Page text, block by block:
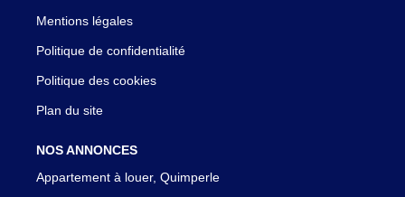
Mentions légales
Politique de confidentialité
Politique des cookies
Plan du site
NOS ANNONCES
Appartement à louer, Quimperle